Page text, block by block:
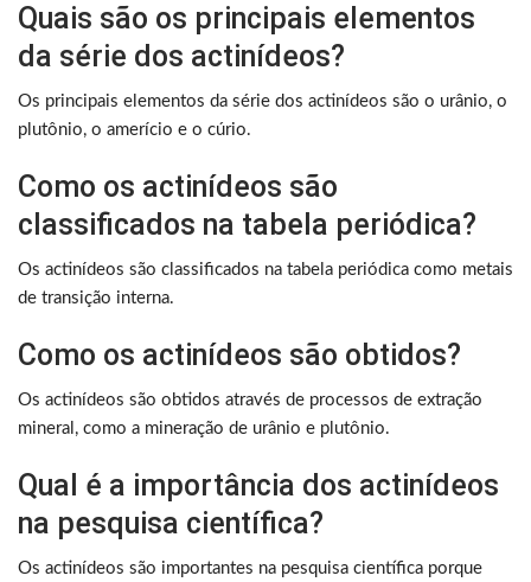
Quais são os principais elementos
da série dos actinídeos?
Os principais elementos da série dos actinídeos são o urânio, o
plutônio, o amerício e o cúrio.
Como os actinídeos são
classificados na tabela periódica?
Os actinídeos são classificados na tabela periódica como metais
de transição interna.
Como os actinídeos são obtidos?
Os actinídeos são obtidos através de processos de extração
mineral, como a mineração de urânio e plutônio.
Qual é a importância dos actinídeos
na pesquisa científica?
Os actinídeos são importantes na pesquisa científica porque